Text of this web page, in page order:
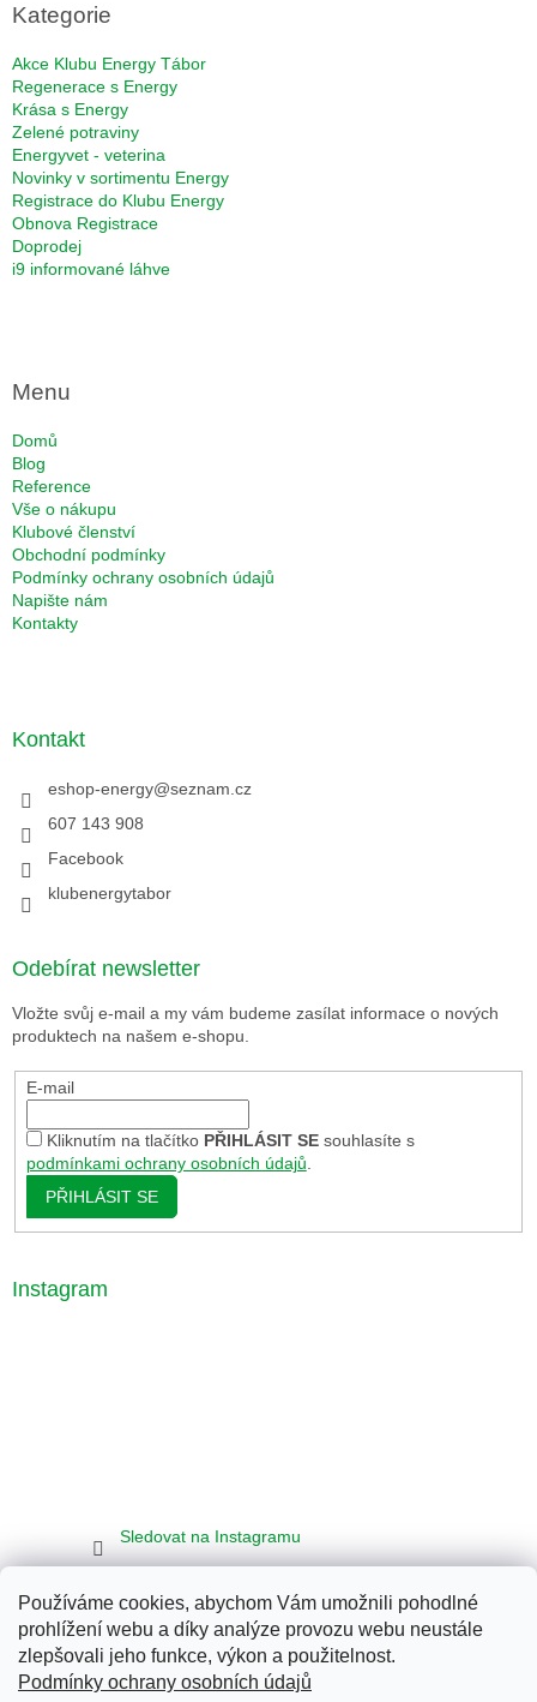
Používáme cookies, abychom Vám umožnili pohodlné
prohlížení webu a díky analýze provozu webu neustále
zlepšovali jeho funkce, výkon a použitelnost.
Podmínky ochrany osobních údajů
Kategorie
Akce Klubu Energy Tábor
Regenerace s Energy
Krása s Energy
Zelené potraviny
Energyvet - veterina
Novinky v sortimentu Energy
Registrace do Klubu Energy
Obnova Registrace
Doprodej
i9 informované láhve
Menu
Domů
Blog
Reference
Vše o nákupu
Klubové členství
Obchodní podmínky
Podmínky ochrany osobních údajů
Napište nám
Kontakty
Kontakt
eshop-energy@seznam.cz
607 143 908
Facebook
klubenergytabor
Odebírat newsletter
Vložte svůj e-mail a my vám budeme zasílat informace o nových
produktech na našem e-shopu.
E-mail
Kliknutím na tlačítko PŘIHLÁSIT SEsouhlasíte s
podmínkami ochrany osobních údajů.
PŘIHLÁSIT SE
Instagram
Sledovat na Instagramu
Seznam Google Bing